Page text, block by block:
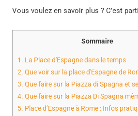
Vous voulez en savoir plus ? C’est
Sommaire
1. La Place d'Espagne dans le temps
2. Que voir sur la place d'Espagne de
3. Que faire sur la Piazza di Spagna et
4. Que faire sur la Piazza Di Spagna
5. Place d’Espagne à Rome : Infos